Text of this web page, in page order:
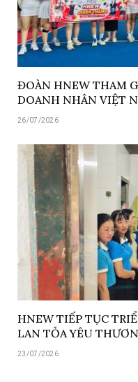
ĐOÀN HNEW THAM
DOANH NHÂN VIỆT
26/07/2026
HNEW TIẾP TỤC
LAN TỎA YÊU
23/07/2026